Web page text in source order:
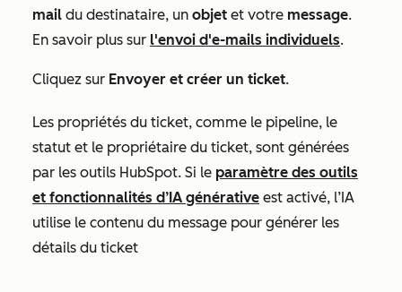
mail du destinataire, un objet et votre message.
En savoir plus sur l'envoi d'e-mails individuels.
Cliquez sur Envoyer et créer un ticket.
Les propriétés du ticket, comme le pipeline, le
statut et le propriétaire du ticket, sont générées
par les outils HubSpot. Si le paramètre des outils
et fonctionnalités d’IA générative est activé, l’IA
utilise le contenu du message pour générer les
détails du ticket